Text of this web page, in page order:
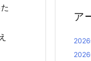
ア
2026